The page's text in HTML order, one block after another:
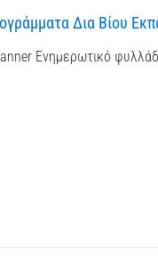
Δια Βίου
Ενημερωτικό